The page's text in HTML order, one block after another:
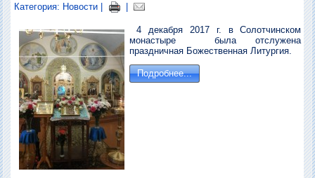
Категория: Новости | |
4 декабря 2017 г. в Солотчинском
монастыре была отслужена
праздничная Божественная Литургия.
Подробнее...